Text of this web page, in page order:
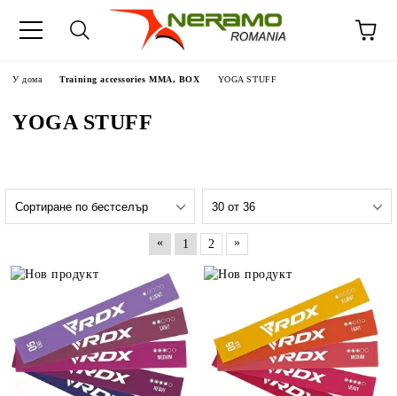
У дома Training accessories MMA, BOX YOGA STUFF
YOGA STUFF
« 1 2 »